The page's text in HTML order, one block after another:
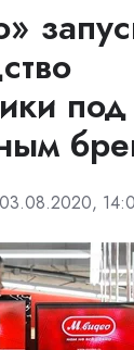
под
03.08.2020,